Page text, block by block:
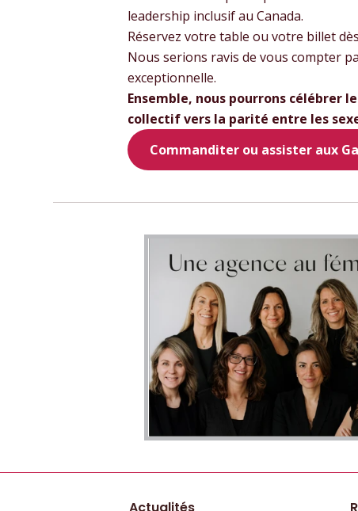
leadership inclusif au Canada.
Réservez votre table ou votre billet
Nous serions ravis de vous compter
exceptionnelle.
Ensemble, nous pourrons célébrer
collectif vers la parité entre les